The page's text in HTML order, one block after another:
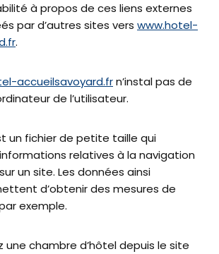
à propos de ces liens externes
par d’autres sites vers www.hotel-
.
accueilsavoyard.frn’instal pas de
de l’utilisateur.
un fichier de petite taille qui
relatives à la navigation
un site. Les données ainsi
d’obtenir des mesures de
exemple.
une chambre d’hôtel depuis le site